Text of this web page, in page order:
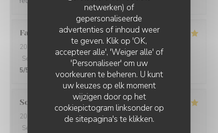
netwerken) of
gepersonaliseerde
advertenties of inhoud weer
te geven. Klik op 'OK,
accepteer alle', 'Weiger alle' of
'Personaliseer' om uw
voorkeuren te beheren. U kunt
uw keuzes op elk moment
wijzigen door op het
cookiepictogram linksonder op
de sitepagina's te klikken.
Famille
2026-08-02
- 12:15 - Gasten 5
Service
Atmosfeer /5 Keuken :
5/5
Sophie
2026-08-02
- 13:15 - Gasten 6
Service